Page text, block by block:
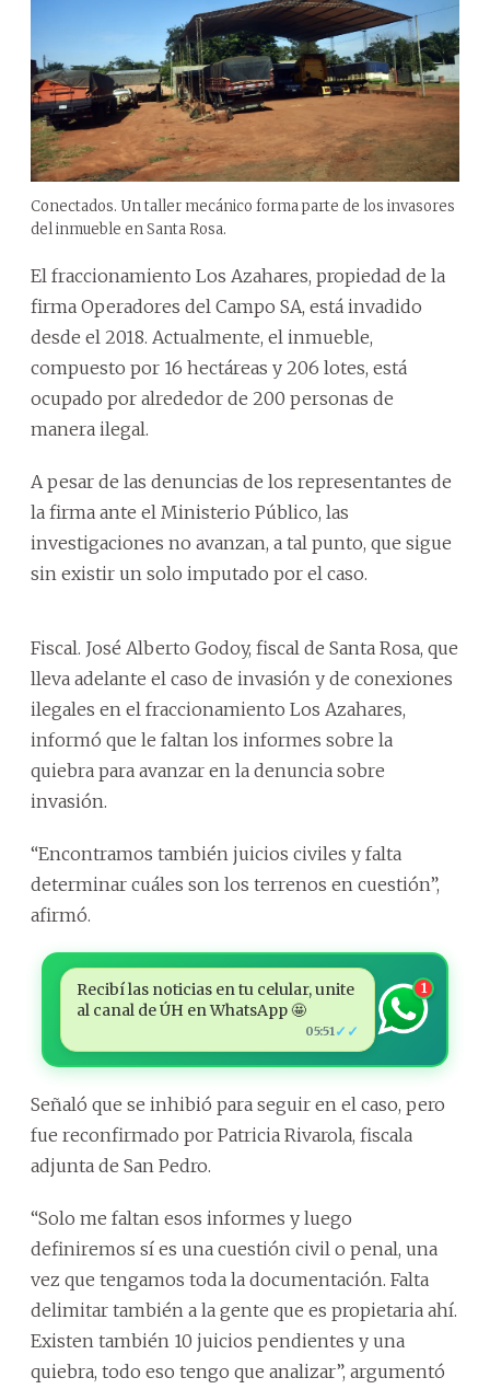
Conectados. Un taller mecánico forma parte de los invasores
del inmueble en Santa Rosa.
El fraccionamiento Los Azahares, propiedad de la
firma Operadores del Campo SA, está invadido
desde el 2018. Actualmente, el inmueble,
compuesto por 16 hectáreas y 206 lotes, está
ocupado por alrededor de 200 personas de
manera ilegal.
A pesar de las denuncias de los representantes de
la firma ante el Ministerio Público, las
investigaciones no avanzan, a tal punto, que sigue
sin existir un solo imputado por el caso.
Fiscal. José Alberto Godoy, fiscal de Santa Rosa, que
lleva adelante el caso de invasión y de conexiones
ilegales en el fraccionamiento Los Azahares,
informó que le faltan los informes sobre la
quiebra para avanzar en la denuncia sobre
invasión.
“Encontramos también juicios civiles y falta
determinar cuáles son los terrenos en cuestión”,
afirmó.
Recibí las noticias en tu celular, unite
al canal de ÚH en WhatsApp 🤩
05:51 ✓✓
1
Señaló que se inhibió para seguir en el caso, pero
fue reconfirmado por Patricia Rivarola, fiscala
adjunta de San Pedro.
“Solo me faltan esos informes y luego
definiremos sí es una cuestión civil o penal, una
vez que tengamos toda la documentación. Falta
delimitar también a la gente que es propietaria ahí.
Existen también 10 juicios pendientes y una
quiebra, todo eso tengo que analizar”, argumentó